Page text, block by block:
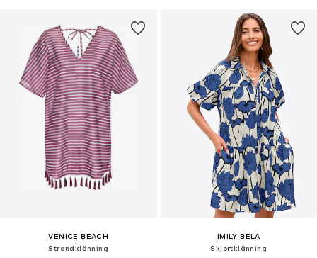
VENICE BEACH
Strandklänning
IMILY BELA
Skjortklänning